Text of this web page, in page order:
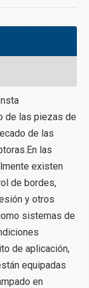
de las piezas de
de las
las
existen
de bordes,
y otros
sistemas de
de aplicación,
equipadas
en